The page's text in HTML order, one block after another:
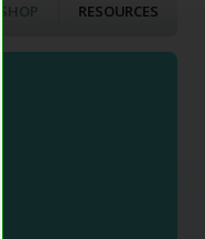
RESOURCES